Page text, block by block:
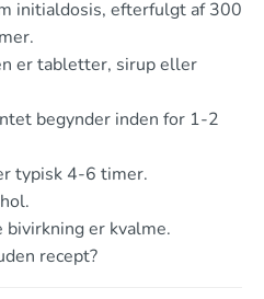
initialdosis, efterfulgt af 300
er tabletter, sirup eller
begynder inden for 1-2
typisk 4-6 timer.
er kvalme.
recept?